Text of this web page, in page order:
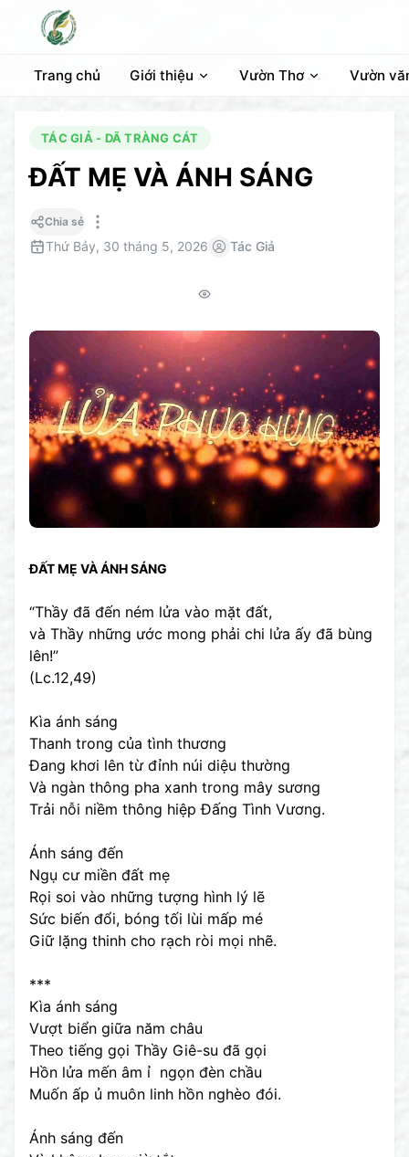
Trang chủ Giới thiệu Vườn Thơ Vườn
TÁC GIẢ - DÃ TRÀNG CÁT
ĐẤT MẸ VÀ ÁNH SÁNG
Chia sẻ
Thứ Bảy, 30 tháng 5, 2026 Tác Giả
ĐẤT MẸ VÀ ÁNH SÁNG
“Thầy đã đến ném lửa vào mặt đất,
và Thầy những ước mong phải chi lửa ấy đã bùng
lên!”
(Lc.12,49)
Kìa ánh sáng
Thanh trong của tình thương
Đang khơi lên từ đỉnh núi diệu thường
Và ngàn thông pha xanh trong mây sương
Trải nỗi niềm thông hiệp Đấng Tình Vương.
Ánh sáng đến
Ngụ cư miền đất mẹ
Rọi soi vào những tượng hình lý lẽ
Sức biến đổi, bóng tối lùi mấp mé
Giữ lặng thinh cho rạch ròi mọi nhẽ.
***
Kìa ánh sáng
Vượt biển giữa năm châu
Theo tiếng gọi Thầy Giê-su đã gọi
Hồn lửa mến âm ỉ ngọn đèn chầu
Muốn ấp ủ muôn linh hồn nghèo đói.
Ánh sáng đến